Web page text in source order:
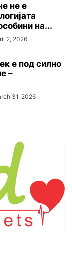
не е
на...
2, 2026
е под силно
–
31, 2026